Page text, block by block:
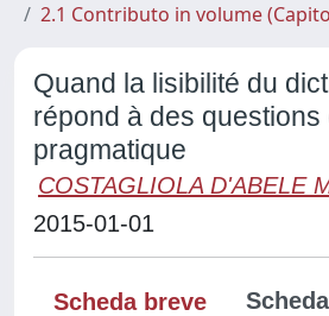
2.1 Contributo in volume
Quand la lisibilité du
répond à des questions
pragmatique
COSTAGLIOLA D'ABELE
2015-01-01
Scheda breve